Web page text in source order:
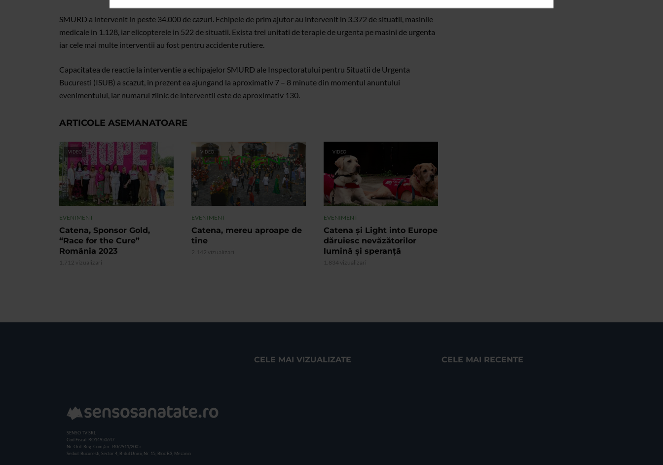
SMURD a intervenit in peste 34.000 de cazuri. Echipele de prim ajutor au intervenit in 3.372 de situatii, masinile
medicale in 1.128, iar elicopterele in 522 de situatii. Exista trei unitati de terapie de urgenta pe masini de urgenta
iar cele mai multe interventii au fost pentru accidente rutiere.
Capacitatea de reactie la interventie a echipajelor SMURD ale Inspectoratului pentru Situatii de Urgenta
Bucuresti (ISUB) a scazut, in prezent ea ajungand la aproximativ 7 – 8 minute din momentul anuntului
evenimentului, iar numarul zilnic de interventii este de aproximativ 130.
ARTICOLE ASEMANATOARE
VIDEO
EVENIMENT
Catena, Sponsor Gold,
“Race for the Cure”
România 2023
1.712 vizualizari
VIDEO
EVENIMENT
Catena, mereu aproape de
tine
2.142 vizualizari
VIDEO
EVENIMENT
Catena și Light into Europe
dăruiesc nevăzătorilor
lumină și speranță
1.834 vizualizari
SENSO TV SRL
Cod Fiscal: RO14950647
Nr. Ord. Reg. Com./an: J40/2911/2005
Sediul: Bucuresti, Sector 4, B-dul Unirii, Nr. 15, Bloc B3, Mezanin
CELE MAI VIZUALIZATE CELE MAI RECENTE